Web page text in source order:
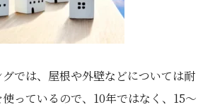
では、屋根や外壁などについては耐
っているので、10年ではなく、15〜